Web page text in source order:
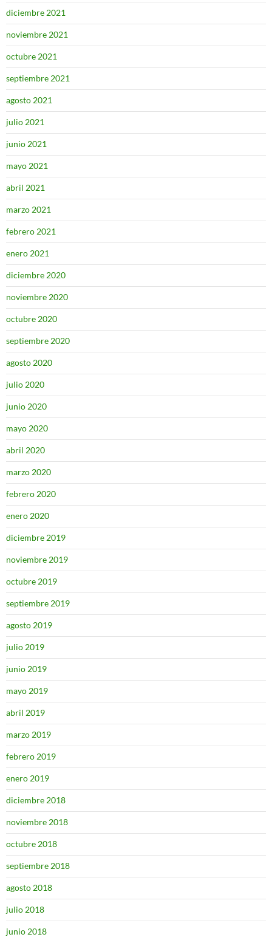
diciembre 2021
noviembre 2021
octubre 2021
septiembre 2021
agosto 2021
julio 2021
junio 2021
mayo 2021
abril 2021
marzo 2021
febrero 2021
enero 2021
diciembre 2020
noviembre 2020
octubre 2020
septiembre 2020
agosto 2020
julio 2020
junio 2020
mayo 2020
abril 2020
marzo 2020
febrero 2020
enero 2020
diciembre 2019
noviembre 2019
octubre 2019
septiembre 2019
agosto 2019
julio 2019
junio 2019
mayo 2019
abril 2019
marzo 2019
febrero 2019
enero 2019
diciembre 2018
noviembre 2018
octubre 2018
septiembre 2018
agosto 2018
julio 2018
junio 2018